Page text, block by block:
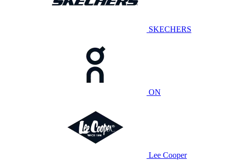
SKECHERS
ON
Lee Cooper